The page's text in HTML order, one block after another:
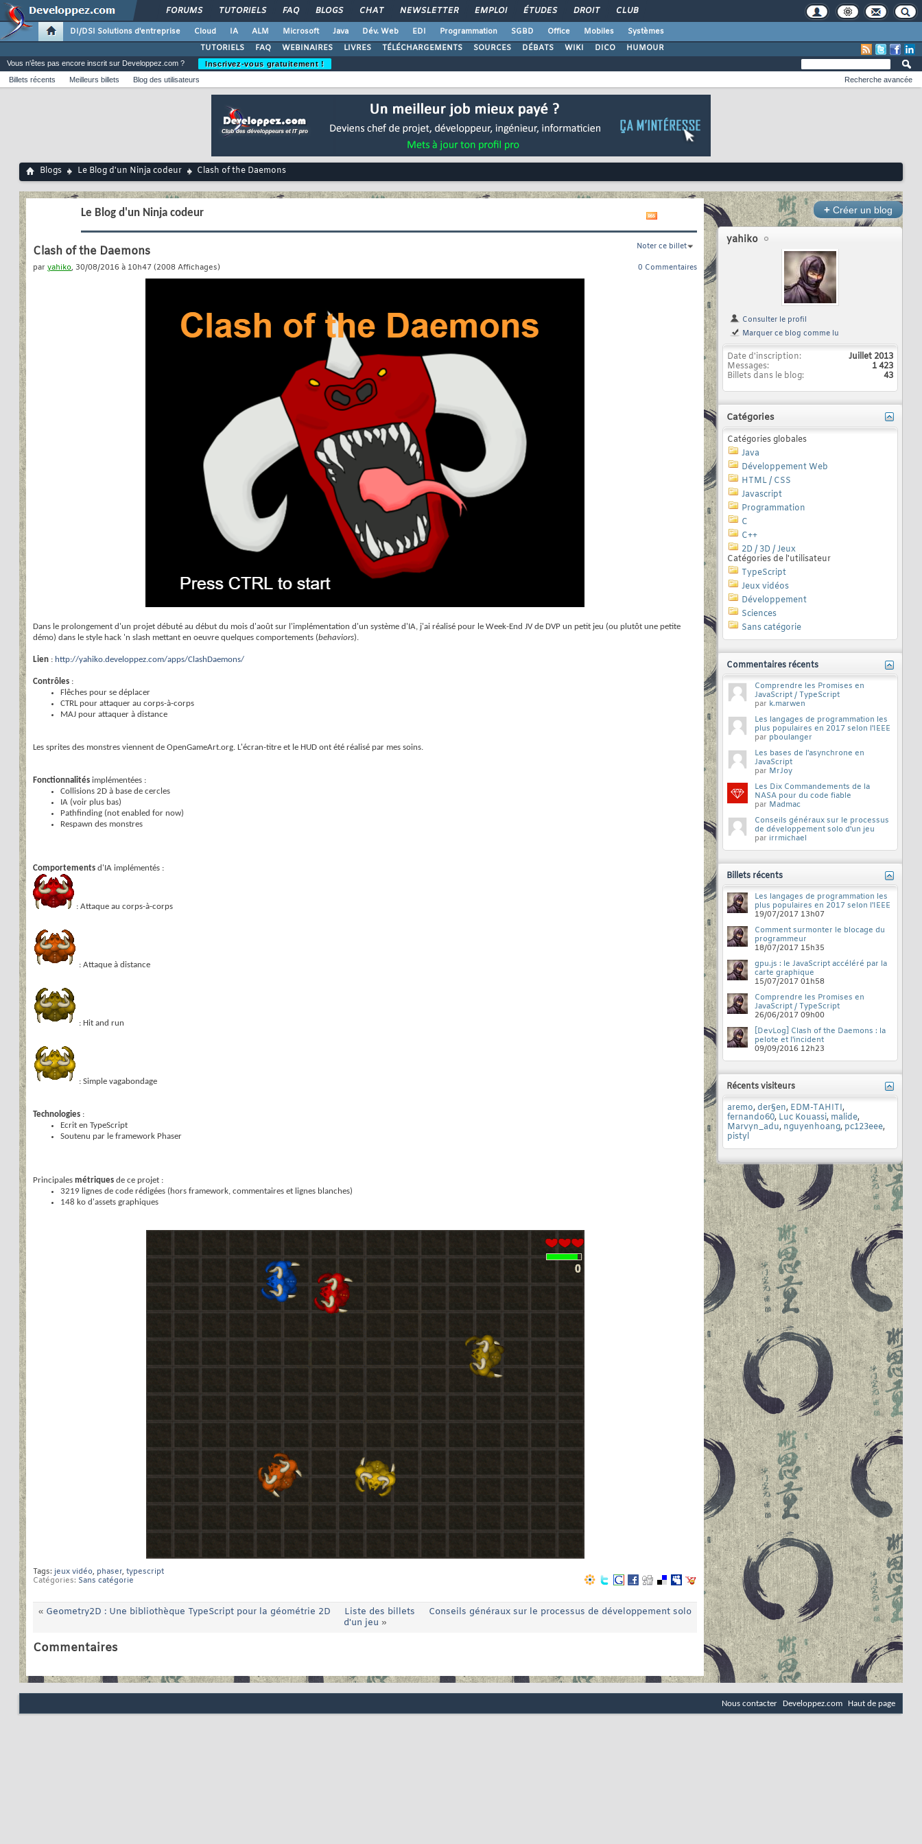
FORUMS TUTORIELS FAQ BLOGS CHAT NEWSLETTER EMPLOI ÉTUDES DROIT CLUB
DI/DSI Solutions d'entreprise Cloud IA ALM Microsoft Java Dév. Web EDI Programmation SGBD Office Mobiles
Systèmes
TUTORIELS
FAQ WEBINAIRES LIVRES TÉLÉCHARGEMENTS SOURCES DÉBATS WIKI DICO HUMOUR
Vous n'êtes pas encore inscrit sur Developpez.com ?
Inscrivez-vous gratuitement !
Billets récents
Meilleurs billets Blog des utilisateurs Recherche avancée
Blogs Le Blog d'un Ninja codeur Clash of the Daemons
Le Blog d'un Ninja codeur
Clash of the Daemons Noter ce billet
0 Commentaires
par yahiko, 30/08/2016 à 10h47 (2008 Affichages)
Dans le prolongement d'un projet débuté au début du mois d'août sur l'implémentation d'un système d'IA, j'ai réalisé pour le Week-End JV de DVP un petit jeu (ou plutôt une petite
démo) dans le style hack 'n slash mettant en oeuvre quelques comportements (behaviors).
Lien : http://yahiko.developpez.com/apps/ClashDaemons/
Contrôles :
Flêches pour se déplacer
CTRL pour attaquer au corps-à-corps
MAJ pour attaquer à distance
Les sprites des monstres viennent de OpenGameArt.org. L'écran-titre et le HUD ont été réalisé par mes soins.
Fonctionnalités implémentées :
Collisions 2D à base de cercles
IA (voir plus bas)
Pathfinding (not enabled for now)
Respawn des monstres
Comportements d'IA implémentés :
: Attaque au corps-à-corps
: Attaque à distance
: Hit and run
: Simple vagabondage
Technologies :
Ecrit en TypeScript
Soutenu par le framework Phaser
Principales métriques de ce projet :
3219 lignes de code rédigées (hors framework, commentaires et lignes blanches)
148 ko d'assets graphiques
Tags: jeux vidéo, phaser, typescript
Catégories Sans catégorie
« Geometry2D : Une bibliothèque TypeScript pour la géométrie 2D Liste des billets
Conseils généraux sur le processus de développement solo
d'un jeu »
Commentaires
+ Créer un blog
yahiko
Consulter le profil
Marquer ce blog comme lu
Date d'inscription
Juillet 2013
Messages
1 423
Billets dans le blog
43
Catégories
Catégories globales
Java
Développement Web
HTML / CSS
Javascript
Programmation
C
C++
2D / 3D / Jeux
Catégories de l'utilisateur
TypeScript
Jeux vidéos
Développement
Sciences
Sans catégorie
Commentaires récents
Comprendre les Promises en
JavaScript / TypeScript
par k.marwen
Les langages de programmation les
plus populaires en 2017 selon l'IEEE
par pboulanger
Les bases de l'asynchrone en
JavaScript
par MrJoy
Les Dix Commandements de la
NASA pour du code fiable
par Madmac
Conseils généraux sur le processus
de développement solo d'un jeu
par irrmichael
Billets récents
Les langages de programmation les
plus populaires en 2017 selon l'IEEE
19/07/2017 13h07
Comment surmonter le blocage du
programmeur
18/07/2017 15h35
gpu.js : le JavaScript accéléré par la
carte graphique
15/07/2017 01h58
Comprendre les Promises en
JavaScript / TypeScript
26/06/2017 09h00
[DevLog] Clash of the Daemons : la
pelote et l'incident
09/09/2016 12h23
Récents visiteurs
aremo, der§en, EDM-TAHITI,
fernando60, Luc Kouassi, malide,
Marvyn_adu, nguyenhoang, pc123eee,
pistyl
Nous contacter Developpez.com Haut de page